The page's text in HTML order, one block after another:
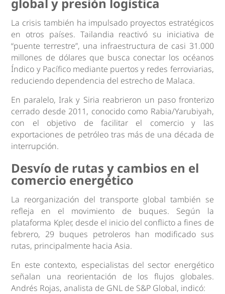
La crisis también ha impulsado proyectos estratégicos
en otros países. Tailandia reactivó su iniciativa de
“puente terrestre”, una infraestructura de casi 31.000
millones de dólares que busca conectar los océanos
Índico y Pacífico mediante puertos y redes ferroviarias,
reduciendo dependencia del estrecho de Malaca.
En paralelo, Irak y Siria reabrieron un paso fronterizo
cerrado desde 2011, conocido como Rabia/Yarubiyah,
con el objetivo de facilitar el comercio y las
exportaciones de petróleo tras más de una década de
interrupción.
Desvío de rutas y cambios en el
comercio energético
La reorganización del transporte global también se
refleja en el movimiento de buques. Según la
plataforma Kpler, desde el inicio del conflicto a fines de
febrero, 29 buques petroleros han modificado sus
rutas, principalmente hacia Asia.
En este contexto, especialistas del sector energético
señalan una reorientación de los flujos globales.
Andrés Rojas, analista de GNL de S&P Global, indicó: